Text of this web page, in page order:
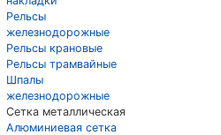
Рельсы
железнодорожные
Рельсы крановые
Рельсы трамвайные
Шпалы
железнодорожные
Сетка металлическая
Алюминиевая сетка